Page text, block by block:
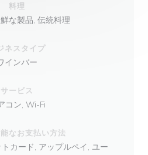
料理
な製品, 伝統料理
ネスタイプ
インバー
サービス
コン, Wi-Fi
なお支払い方法
カード, アップルペイ, ユー